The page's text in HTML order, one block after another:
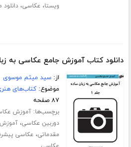
ویستا، عکاسی،
دانلود کتاب آموزش جامع عکاسی به
از:سید میثم موسوی
موضوع:کتاب‌های
۸۷ صفحه
برچسب‌ها:آموزش
دوربین عکاسی،آموزش
مقدماتی، عکاسی